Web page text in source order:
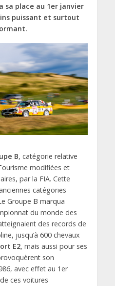
sa place au 1er janvier
puissant et surtout
B, catégorie relative
modifiées et
par la FIA. Cette
catégories
Groupe B marqua
du monde des
des records de
jusqu’à 600 chevaux
E2, mais aussi pour ses
son
avec effet au 1er
ces voitures